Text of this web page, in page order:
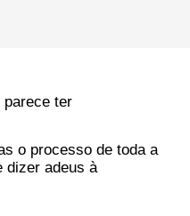
parece ter
o processo de toda a
dizer adeus à